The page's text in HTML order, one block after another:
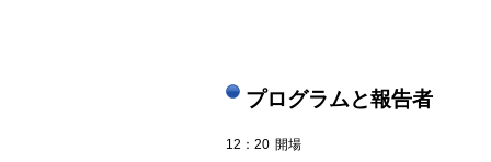
プログラムと報告者
12：20 開場